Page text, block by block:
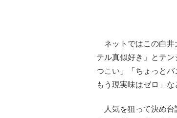
ネットではこの白井
テル真似好き」とテ
つこい」「ちょっとバ
もう現実味はゼロ」
人気を狙って決め台